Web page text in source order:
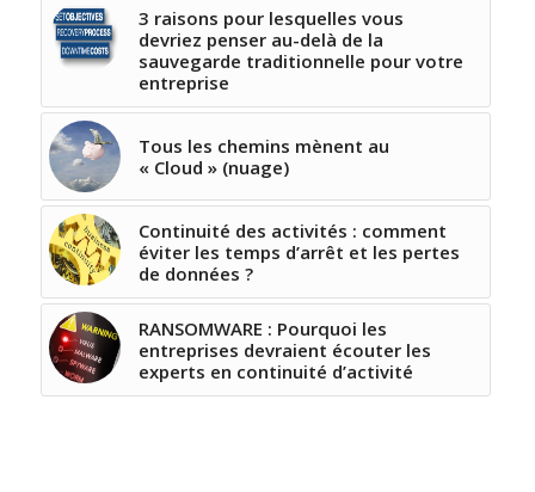
3 raisons pour lesquelles vous
devriez penser au-delà de la
sauvegarde traditionnelle pour votre
entreprise
Tous les chemins mènent au
« Cloud » (nuage)
Continuité des activités : comment
éviter les temps d’arrêt et les pertes
de données ?
RANSOMWARE : Pourquoi les
entreprises devraient écouter les
experts en continuité d’activité